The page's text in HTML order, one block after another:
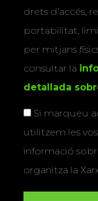
drets d’accés,
portabilitat,
per mitjans
consultar la
detallada
Si marqueu
utilitzem les
informació
organitza la